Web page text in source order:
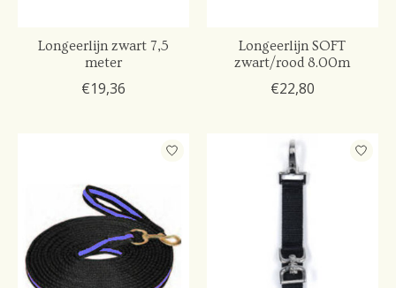
Longeerlijn zwart 7,5
meter
€19,36
Longeerlijn SOFT
zwart/rood 8.00m
€22,80